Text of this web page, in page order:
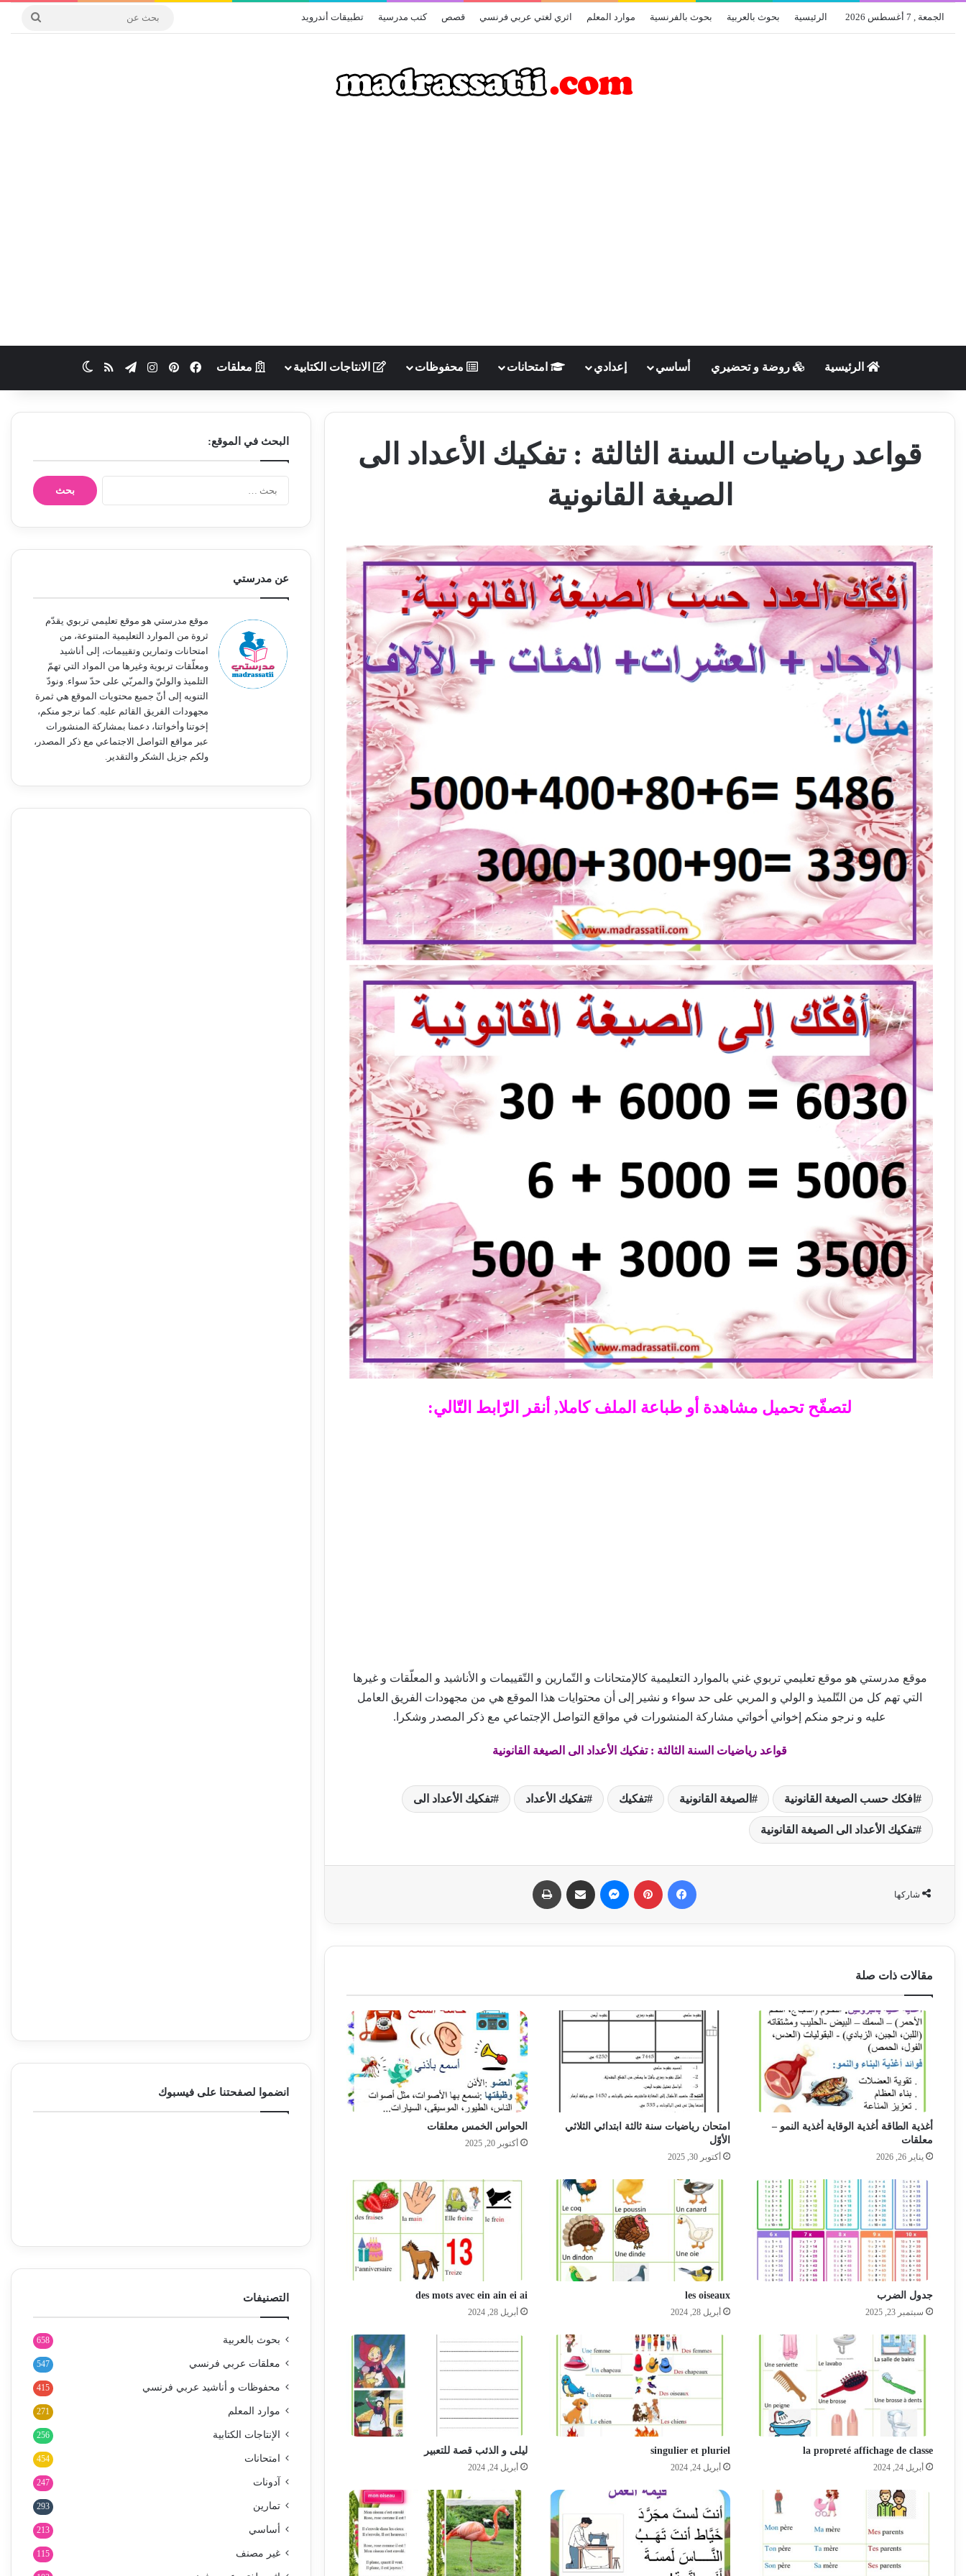
الجمعة , 7 أغسطس 2026 الرئيسية بحوث بالعربية بحوث بالفرنسية موارد المعلم اثري لغتي عربي فرنسي قصص كتب مدرسية تطبيقات أندرويد
الرئيسية روضة و تحضيري أساسي إعدادي امتحانات محفوظات الانتاجات الكتابية معلقات فيسبوكبينتيريستانستقرامتيلقرامملخص الموقع RSS
قواعد رياضيات السنة الثالثة : تفكيك الأعداد الى
الصيغة القانونية
لتصفّح تحميل مشاهدة أو طباعة الملف كاملا, أنقر الرّابط التّالي:
موقع مدرستي هو موقع تعليمي تربوي غني بالموارد التعليمية كالإمتحانات و التّمارين و التّقييمات و الأناشيد و المعلّقات و غيرها
التي تهم كل من التّلميذ و الولي و المربي على حد سواء و نشير إلى أن محتوايات هذا الموقع هي من مجهودات الفريق العامل
عليه و نرجو منكم إخواني أخواتي مشاركة المنشورات في مواقع التواصل الإجتماعي مع ذكر المصدر وشكرا.
قواعد رياضيات السنة الثالثة : تفكيك الأعداد الى الصيغة القانونية
افكك حسب الصيغة القانونية الصيغة القانونية تفكيك تفكيك الأعداد تفكيك الأعداد الى
تفكيك الأعداد الى الصيغة القانونية
شاركها
مقالات ذات صلة
أغذية الطاقة أغذية الوقاية أغذية النمو –
معلقات
يناير 26, 2026
امتحان رياضيات سنة ثالثة ابتدائي الثلاثي
الأوّل‎
أكتوبر 30, 2025
الحواس الخمس معلقات
أكتوبر 20, 2025
جدول الضرب
سبتمبر 23, 2025
les oiseaux
أبريل 28, 2024
des mots avec ein ain ei ai
أبريل 28, 2024
la propreté affichage de classe
أبريل 24, 2024
singulier et pluriel
أبريل 24, 2024
ليلى و الذئب قصة للتعبير
أبريل 24, 2024
البحث في الموقع:
ح
عن مدرستي
موقع مدرستي هو موقع تعليمي تربوي يقدّم
ثروة من الموارد التعليمية المتنوعة، من
امتحانات وتمارين وتقييمات، إلى أناشيد
ومعلّقات تربوية وغيرها من المواد التي تهمّ
التلميذ والوليّ والمربّي على حدّ سواء. ونودّ
التنويه إلى أنّ جميع محتويات الموقع هي ثمرة
مجهودات الفريق القائم عليه. كما نرجو منكم،
إخوتنا وأخواتنا، دعمنا بمشاركة المنشورات
عبر مواقع التواصل الاجتماعي مع ذكر المصدر،
ولكم جزيل الشكر والتقدير.
انضموا لصفحتنا على فيسبوك
التصنيفات
بحوث بالعربية 658
معلقات عربي فرنسي 547
محفوظات و أناشيد عربي فرنسي 415
موارد المعلم 271
الإنتاجات الكتابية 256
امتحانات 454
آدونات 247
تمارين 293
أساسي 213
غير مصنف 115